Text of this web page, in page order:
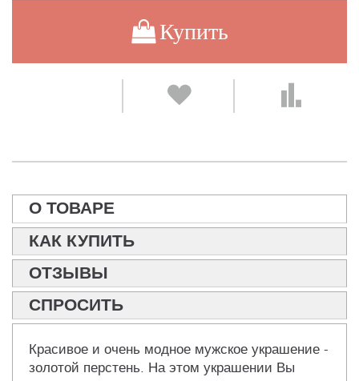
Купить
О ТОВАРЕ
КАК КУПИТЬ
ОТЗЫВЫ
СПРОСИТЬ
Красивое и очень модное мужское украшение -
золотой перстень. На этом украшении Вы